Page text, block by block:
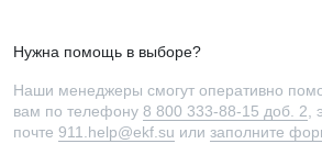
Нужна помощь в выборе?
Наши менеджеры смогут оперативно
вам по телефону 8 800 333-88-15 доб. 2
почте 911.help@ekf.su или заполните